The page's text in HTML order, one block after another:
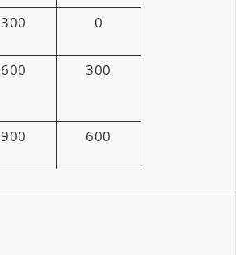
300 0
600 300
900 600